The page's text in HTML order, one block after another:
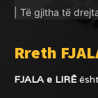
| Të gjitha të
Rreth
FJALA e LIRË